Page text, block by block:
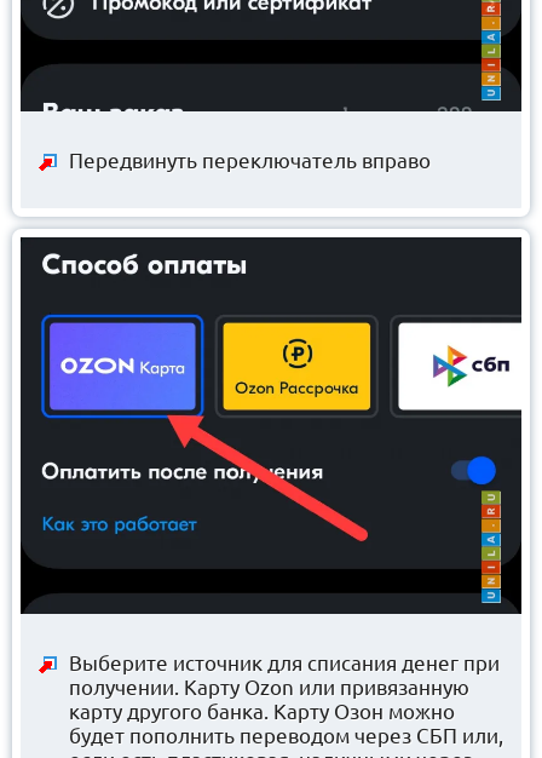
Передвинуть переключатель вправо
Выберите источник для списания денег при
получении. Карту Ozon или привязанную
карту другого банка. Карту Озон можно
будет пополнить переводом через СБП или,